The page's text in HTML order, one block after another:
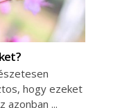
hogy ezeket
azonban